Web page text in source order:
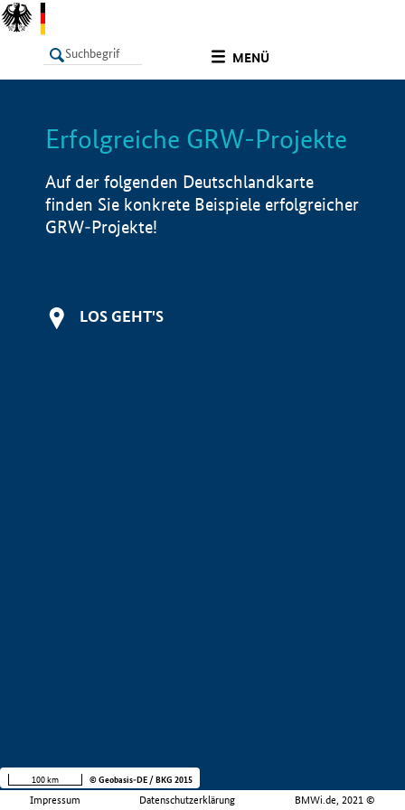
MENÜ
LISTE Info
Erfolgreiche GRW-Projekte
Auf der folgenden Deutschlandkarte
finden Sie konkrete Beispiele erfolgreicher
GRW-Projekte!
LOS GEHT'S
Impressum Datenschutzerklärung BMWi.de, 2021 ©
100 km © Geobasis-DE / BKG 2015